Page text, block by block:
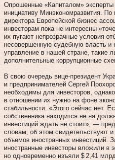
Опрошенные «Капиталом» эксперты
инициативу Минэкономразвития.
директора Европейской бизнес
инвесторам пока не интересны
их пугают непрозрачные условия
несовершенную судебную власть и
управление в нашей стране, такие
дополнительные коррупционные
В свою очередь вице-президент
и предпринимателей Сергей
необходимы для инвесторов,
в отношении их нужно на фоне
стабильности. «Этого сейчас нет.
собственника находится не на
инвестиций ждать не стоит», —
словам, об этом свидетельствуют
объемов иностранных инвестиций.
иностранные инвесторы вложили в
но одновременно изъяли $ 2,41 млрд.